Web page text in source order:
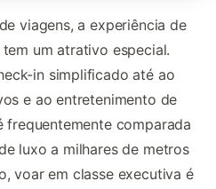
viagens, a experiência de
um atrativo especial.
in simplificado até ao
e ao entretenimento de
frequentemente comparada
luxo a milhares de metros
voar em classe executiva é